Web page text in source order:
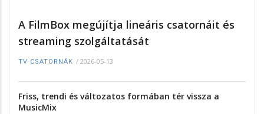
A FilmBox megújítja lineáris csatornáit és
streaming szolgáltatását
TV CSATORNÁK / 2026-05-13
Friss, trendi és változatos formában tér vissza a
MusicMix